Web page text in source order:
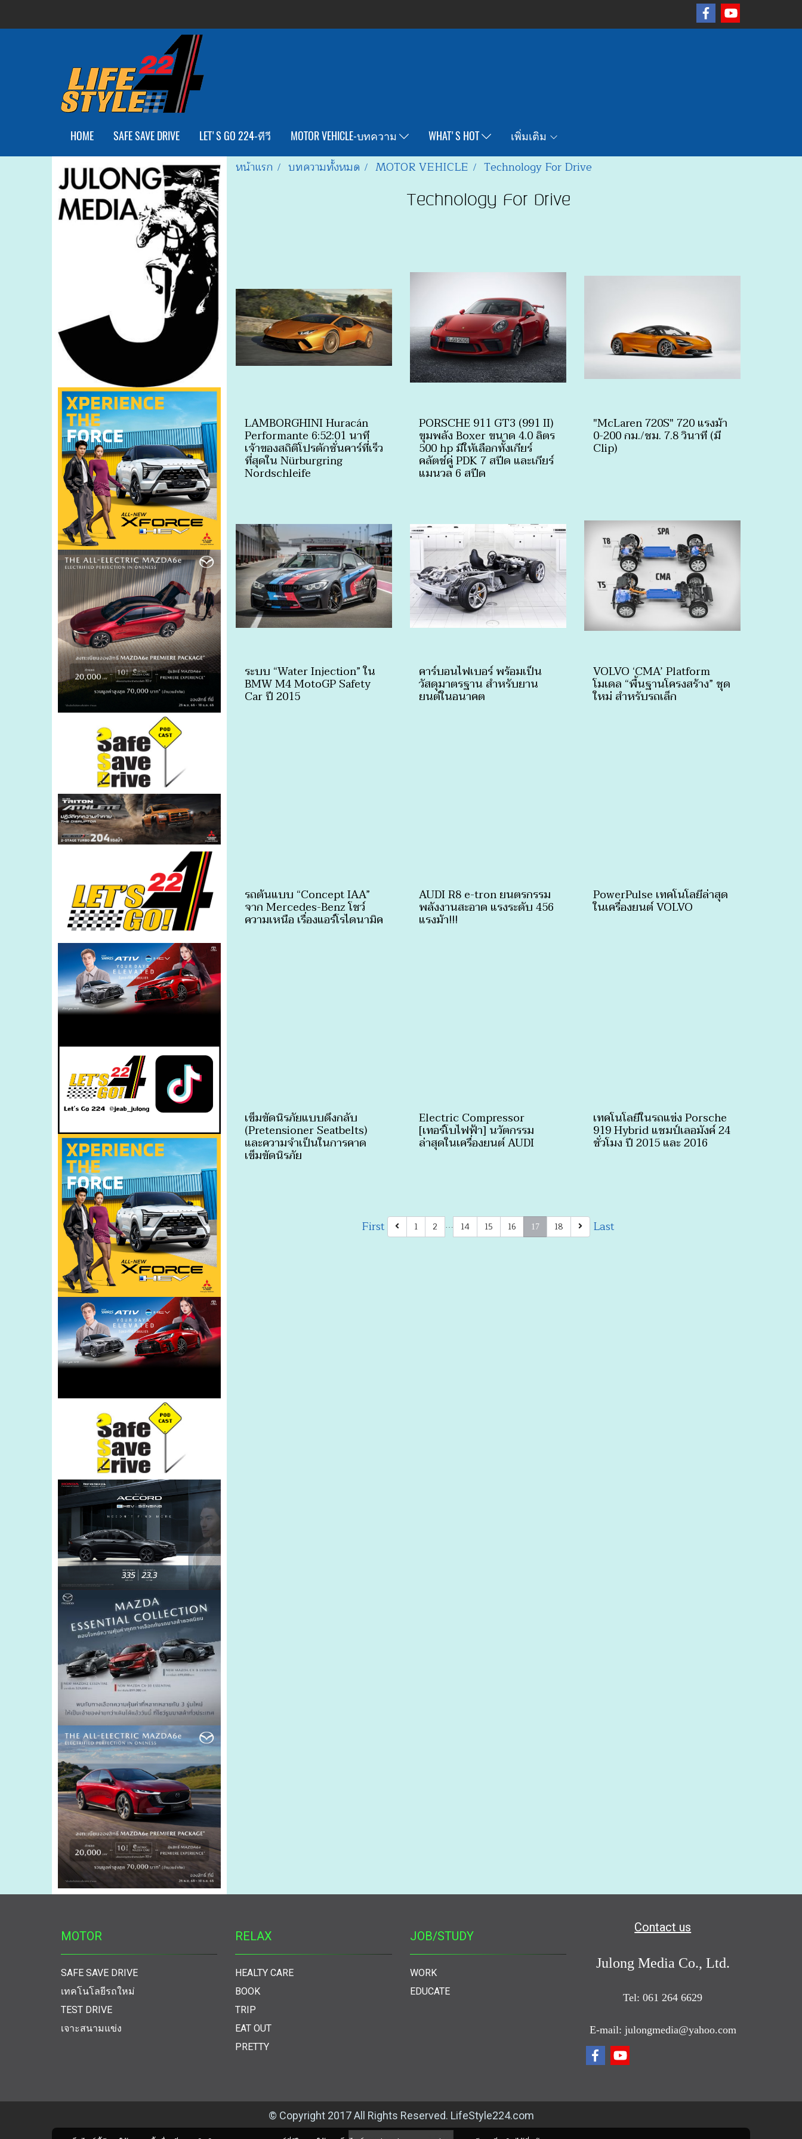
HOME SAFE SAVE DRIVE LET'S GO 224-ทีวี MOTOR VEHICLE-บทความ WHAT'S HOT เพิ่มเติม
หน้าแรก บทความทั้งหมด MOTOR VEHICLE Technology For Drive
Technology For Drive
LAMBORGHINI Huracán
Performante 6:52:01 นาที
เจ้าของสถิติโปรดักชั่นคาร์ที่เร็ว
ที่สุดใน Nürburgring
Nordschleife
PORSCHE 911 GT3 (991 II)
ขุมพลัง Boxer ขนาด 4.0 ลิตร
500 hp มีให้เลือกทั้งเกียร์
คลัตช์คู่ PDK 7 สปีด และเกียร์
แมนวล 6 สปีด
"McLaren 720S" 720 แรงม้า
0-200 กม./ชม. 7.8 วินาที (มี
Clip)
ระบบ “Water Injection” ใน
BMW M4 MotoGP Safety
Car ปี 2015
คาร์บอนไฟเบอร์ พร้อมเป็น
วัสดุมาตรฐาน สำหรับยาน
ยนต์ในอนาคต
VOLVO ‘CMA’ Platform
โมเดล “พื้นฐานโครงสร้าง” ชุด
ใหม่ สำหรับรถเล็ก
รถต้นแบบ “Concept IAA”
จาก Mercedes-Benz โชว์
ความเหนือ เรื่องแอร์โรไดนามิค
AUDI R8 e-tron ยนตรกรรม
พลังงานสะอาด แรงระดับ 456
แรงม้า!!!
PowerPulse เทคโนโลยีล่าสุด
ในเครื่องยนต์ VOLVO
เข็มขัดนิรภัยแบบดึงกลับ
(Pretensioner Seatbelts)
และความจำเป็นในการคาด
เข็มขัดนิรภัย
Electric Compressor
[เทอร์โบไฟฟ้า] นวัตกรรม
ล่าสุดในเครื่องยนต์ AUDI
เทคโนโลยีในรถแข่ง Porsche
919 Hybrid แชมป์เลอมังค์ 24
ชั่วโมง ปี 2015 และ 2016
First 1 2 14 15 16 17 18 Last
MOTOR
SAFE SAVE DRIVE
เทคโนโลยีรถใหม่
TEST DRIVE
เจาะสนามแข่ง
RELAX
HEALTY CARE
BOOK
TRIP
EAT OUT
PRETTY
JOB/STUDY
WORK
EDUCATE
Contact us
Julong Media Co., Ltd.
Tel: 061 264 6629
E-mail: julongmedia@yahoo.com
© Copyright 2017 All Rights Reserved. LifeStyle224.com